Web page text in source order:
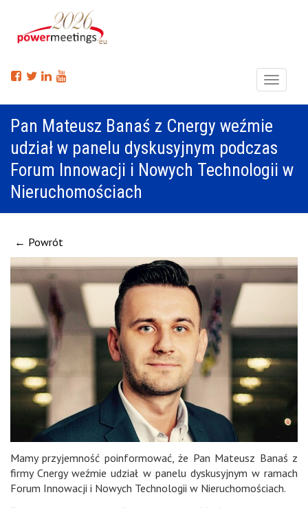
Menu
Pan Mateusz Banaś z Cnergy weźmie
udział w panelu dyskusyjnym podczas
Forum Innowacji i Nowych Technologii w
Nieruchomościach
← Powrót
Mamy przyjemność poinformować, że Pan Mateusz Banaś z
firmy Cnergy weźmie udział w panelu dyskusyjnym w ramach
Forum Innowacji i Nowych Technologii w Nieruchomościach.